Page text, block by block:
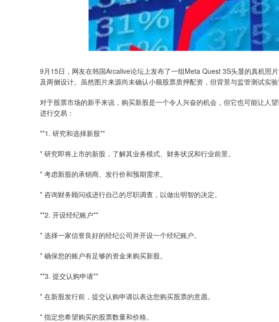
9月15日，网友在韩国Arcalive论坛上发布了一组Meta Quest 3S头显的真机照
及两侧设计。虽然图片来源尚未确认小额股票质押配资，但背景与监管测试实验
对于股票市场的新手来说，购买新股是一个令人兴奋的机会，但它也可能让人
进行交易：
**1. 研究和选择新股**
* 研究即将上市的新股，了解其业务模式、财务状况和行业前景。
* 考虑新股的承销商、发行价和预期需求。
* 咨询财务顾问或进行自己的尽职调查，以做出明智的决定。
**2. 开设经纪账户**
* 选择一家信誉良好的经纪公司并开设一个经纪账户。
* 确保您的账户有足够的资金来购买新股。
**3. 提交认购申请**
* 在新股发行前，提交认购申请以表达您购买股票的意愿。
* 指定您希望购买的股票数量和价格。